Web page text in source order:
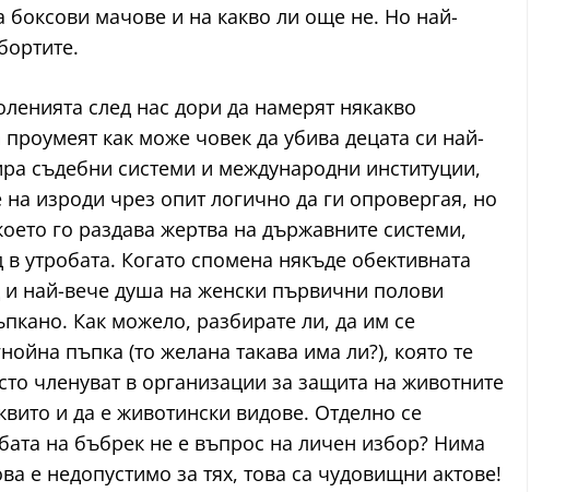
боксови мачове и на какво ли още не. Но най-
след нас дори да намерят някакво
как може човек да убива децата си най-
съдебни системи и международни институции,
изроди чрез опит логично да ги опровергая, но
го раздава жертва на държавните системи,
Когато спомена някъде обективната
и най-вече душа на женски първични полови
Как можело, разбирате ли, да им се
пъпка (то желана такава има ли?), която те
членуват в организации за защита на животните
и да е животински видове. Отделно се
на бъбрек не е въпрос на личен избор? Нима
е недопустимо за тях, това са чудовищни актове!